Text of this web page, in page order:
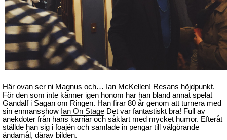
Här ovan ser ni Magnus och… Ian McKellen! Resans höjdpunkt.
För den som inte känner igen honom har han bland annat spelat
Gandalf i Sagan om Ringen. Han firar 80 år genom att turnera med
sin enmansshow Ian On Stage Det var fantastiskt bra! Full av
anekdoter från hans karriär och såklart med mycket humor. Efteråt
ställde han sig i foajén och samlade in pengar till välgörande
ändamål, därav bilden.